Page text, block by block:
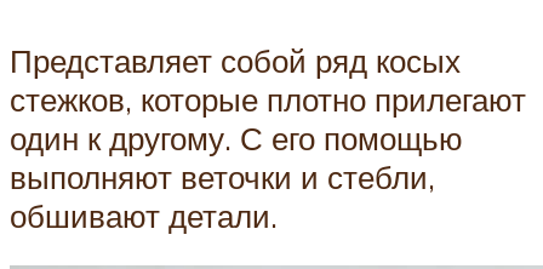
Представляет собой ряд косых
стежков, которые плотно прилегают
один к другому. С его помощью
выполняют веточки и стебли,
обшивают детали.